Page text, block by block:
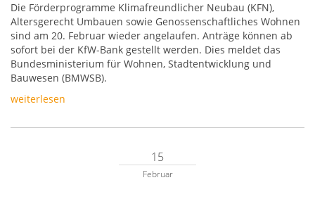
Die Förderprogramme Klimafreundlicher Neubau (KFN),
Altersgerecht Umbauen sowie Genossenschaftliches Wohnen
sind am 20. Februar wieder angelaufen. Anträge können ab
sofort bei der KfW-Bank gestellt werden. Dies meldet das
Bundesministerium für Wohnen, Stadtentwicklung und
Bauwesen (BMWSB).
weiterlesen
15
Februar